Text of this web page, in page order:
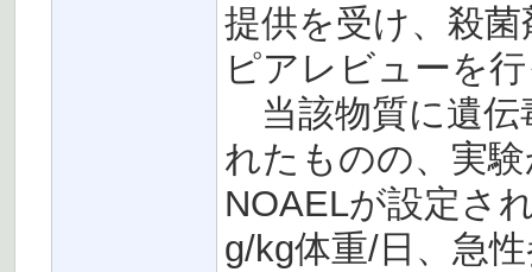
提供を受け、殺
ピアレビューを
当該物質に遺伝
れたものの、実
NOAELが設定さ
g/kg体重/日、急